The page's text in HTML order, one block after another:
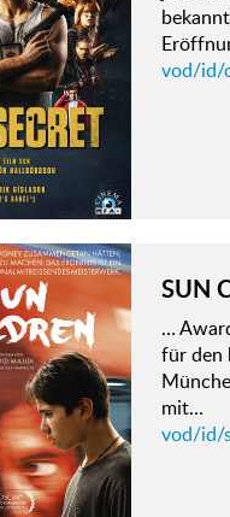
vod/id/
SUN
…
für den
mit…
vod/id/